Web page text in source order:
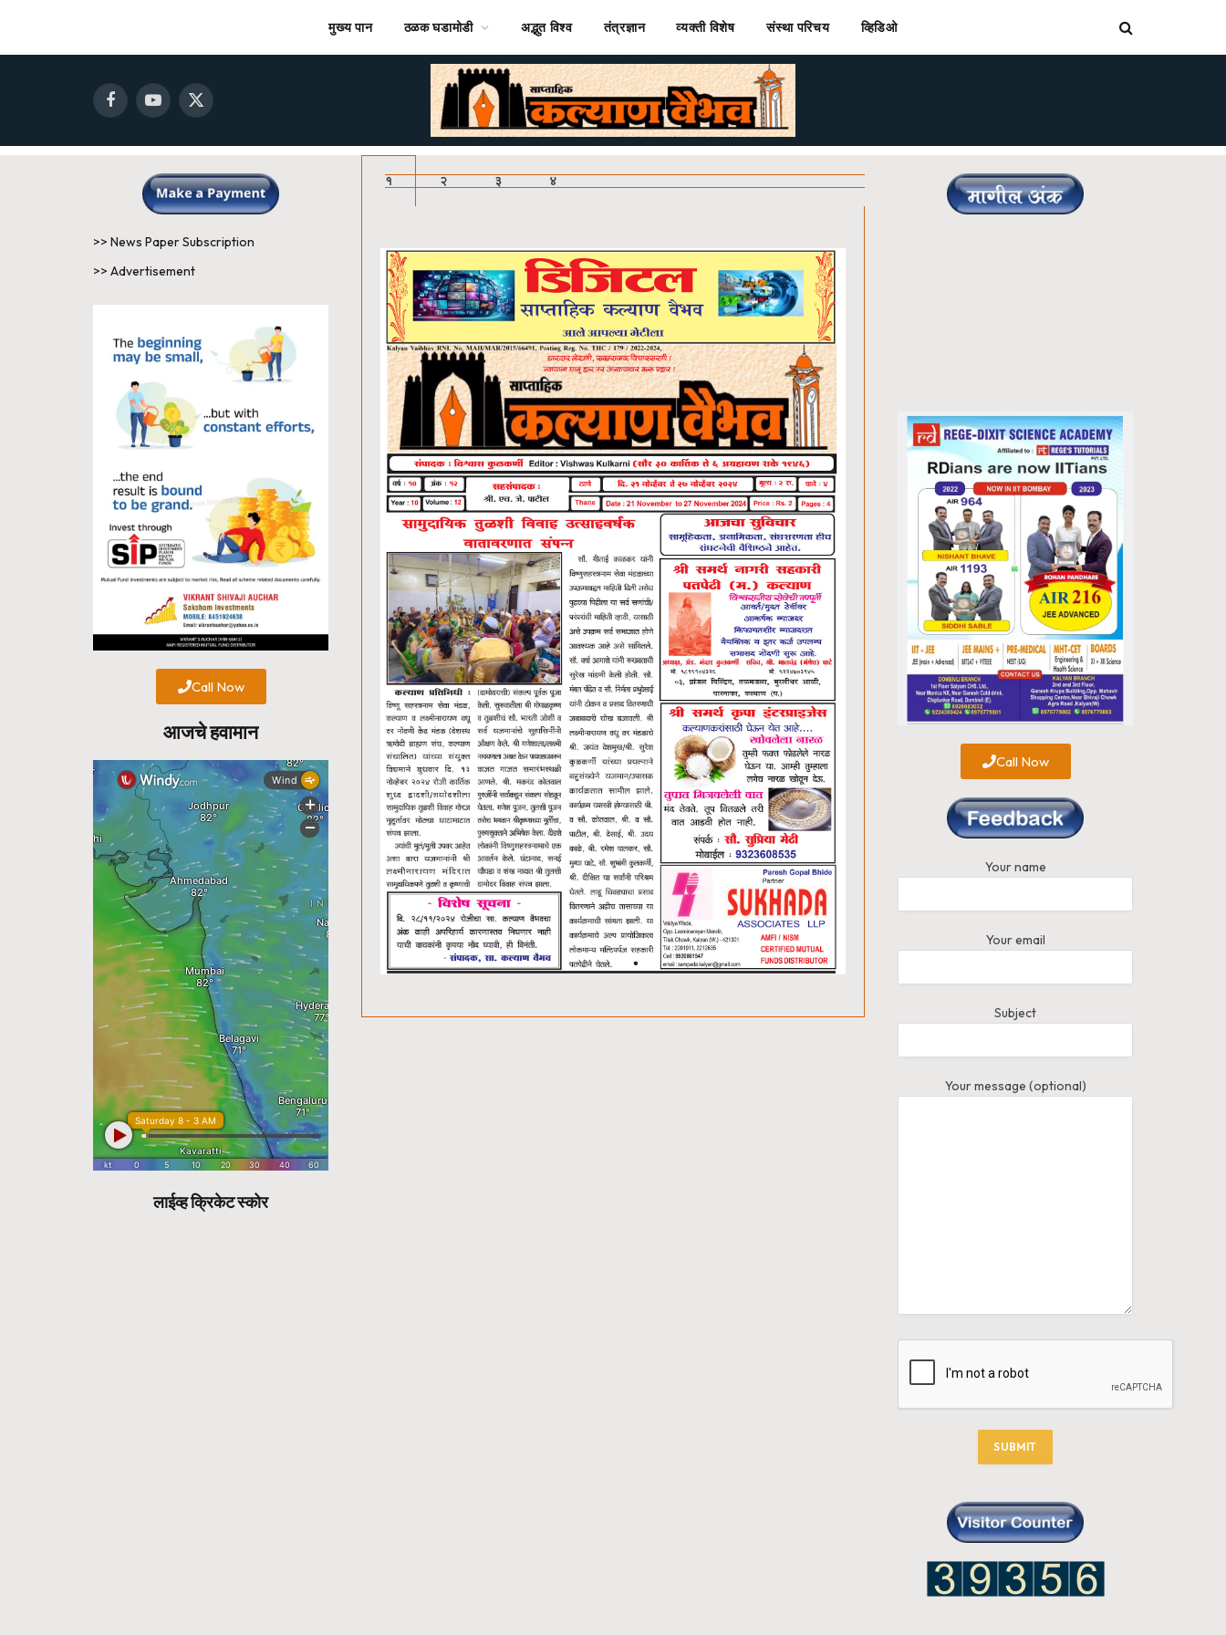
मुख्य पान ठळक घडामोडी अद्भुत विश्व तंत्रज्ञान व्यक्ती विशेष संस्था परिचय व्हिडिओ
FacebookYouTube
X
>> News Paper Subscription
>> Advertisement
Call Now
आजचे हवामान
लाईव्ह क्रिकेट स्कोर
१ २ ३ ४
Call Now
Your name
Your email
Subject
Your message (optional)